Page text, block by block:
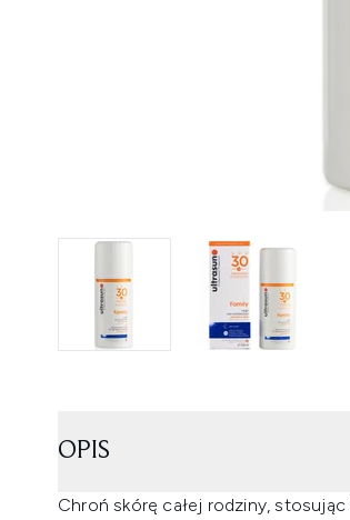
OPIS
Chroń skórę całej rodziny, stosując